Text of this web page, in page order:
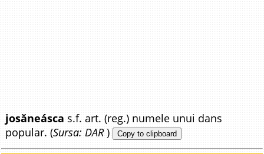
josăneásca s.f. art. (reg.) numele unui dans
popular. (Sursa: DAR) Copy to clipboard